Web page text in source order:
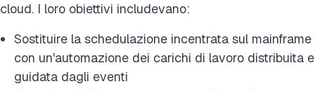
cloud. I loro obiettivi includevano:
Sostituire la schedulazione incentrata sul mainframe
con un'automazione dei carichi di lavoro distribuita e
guidata dagli eventi